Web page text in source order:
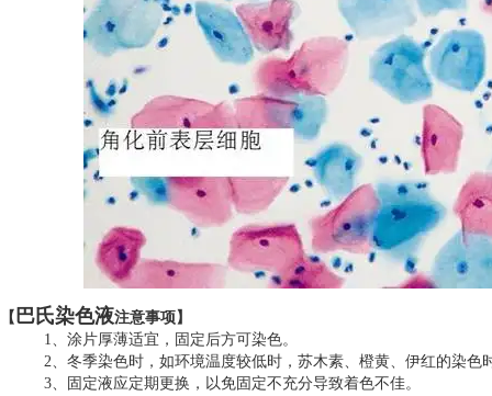
【 巴氏染色液注意事项】
1、涂片厚薄适宜，固定后方可染色。
2、冬季染色时，如环境温度较低时，苏木素、橙黄、伊红的染色
3、固定液应定期更换，以免固定不充分导致着色不佳。